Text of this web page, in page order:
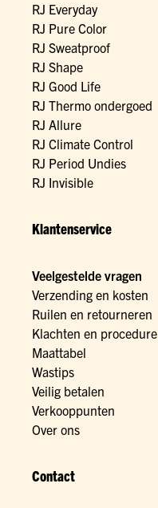
RJ Everyday
RJ Pure Color
RJ Sweatproof
RJ Shape
RJ Good Life
RJ Thermo ondergoed
RJ Allure
RJ Climate Control
RJ Period Undies
RJ Invisible
Klantenservice
Veelgestelde vragen
Verzending en kosten
Ruilen en retourneren
Klachten en procedure
Maattabel
Wastips
Veilig betalen
Verkooppunten
Over ons
Contact